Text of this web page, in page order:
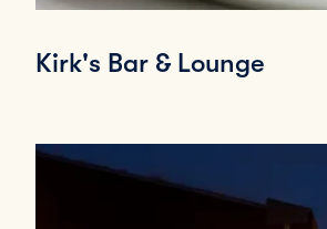
Kirk's Bar & Lounge